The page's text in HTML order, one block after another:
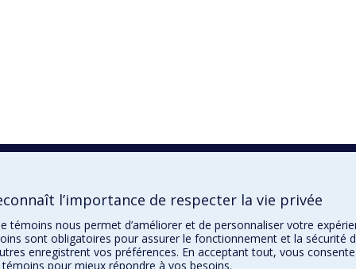
l’importance de respecter la vie privée
témoins nous permet d’améliorer et de personnaliser votre
sont obligatoires pour assurer le fonctionnement et la sécurité
enregistrent vos préférences. En acceptant tout, vous
pour mieux répondre à vos besoins.